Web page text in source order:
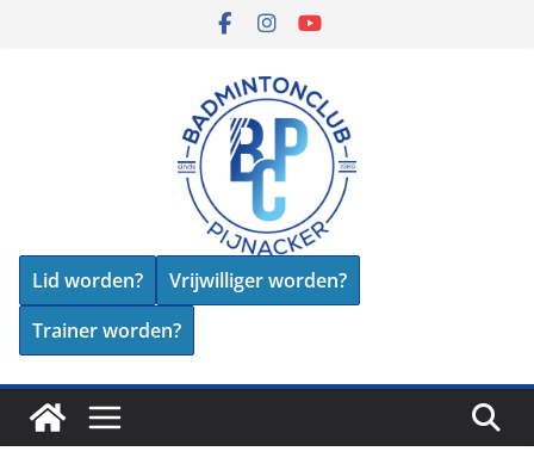
Lid worden?
Vrijwilliger worden?
Trainer worden?